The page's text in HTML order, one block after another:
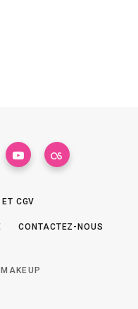
CGV
CONTACTEZ-NOUS